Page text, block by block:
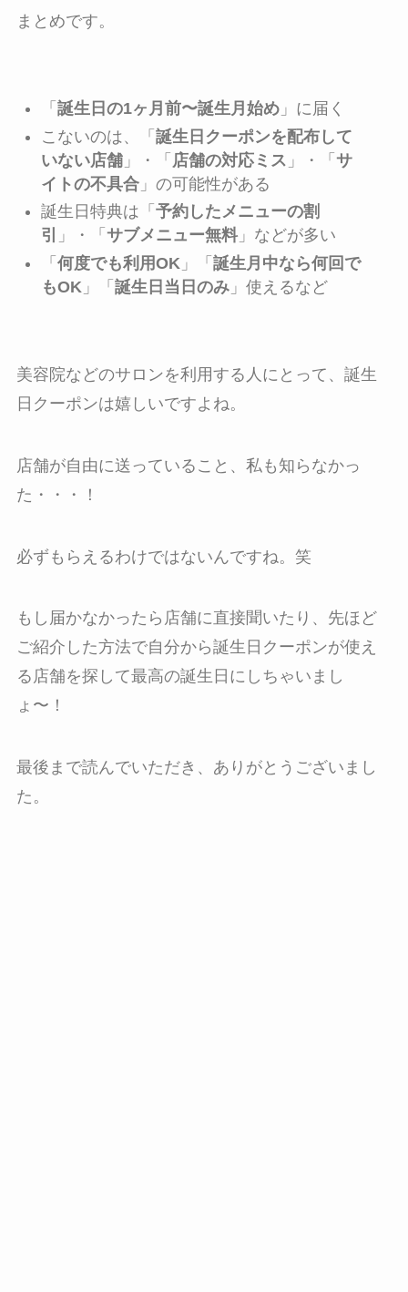
まとめです。
「 誕生日の1ヶ月前〜誕生月始め」に届く
こないのは、「 誕生日クーポンを配布して
いない店舗」・「 店舗の対応ミス 」・「 サ
イトの不具合」の可能性がある
誕生日特典は「 予約したメニューの割
引
」・「 サブメニュー無料」などが多い
「 何度でも利用OK 」「 誕生月中なら何回で
もOK 」「 誕生日当日のみ」使えるなど
美容院などのサロンを利用する人にとって、誕生
日クーポンは嬉しいですよね。
店舗が自由に送っていること、私も知らなかっ
た・・・！
必ずもらえるわけではないんですね。笑
もし届かなかったら店舗に直接聞いたり、先ほど
ご紹介した方法で自分から誕生日クーポンが使え
る店舗を探して最高の誕生日にしちゃいまし
ょ〜！
最後まで読んでいただき、ありがとうございまし
た。